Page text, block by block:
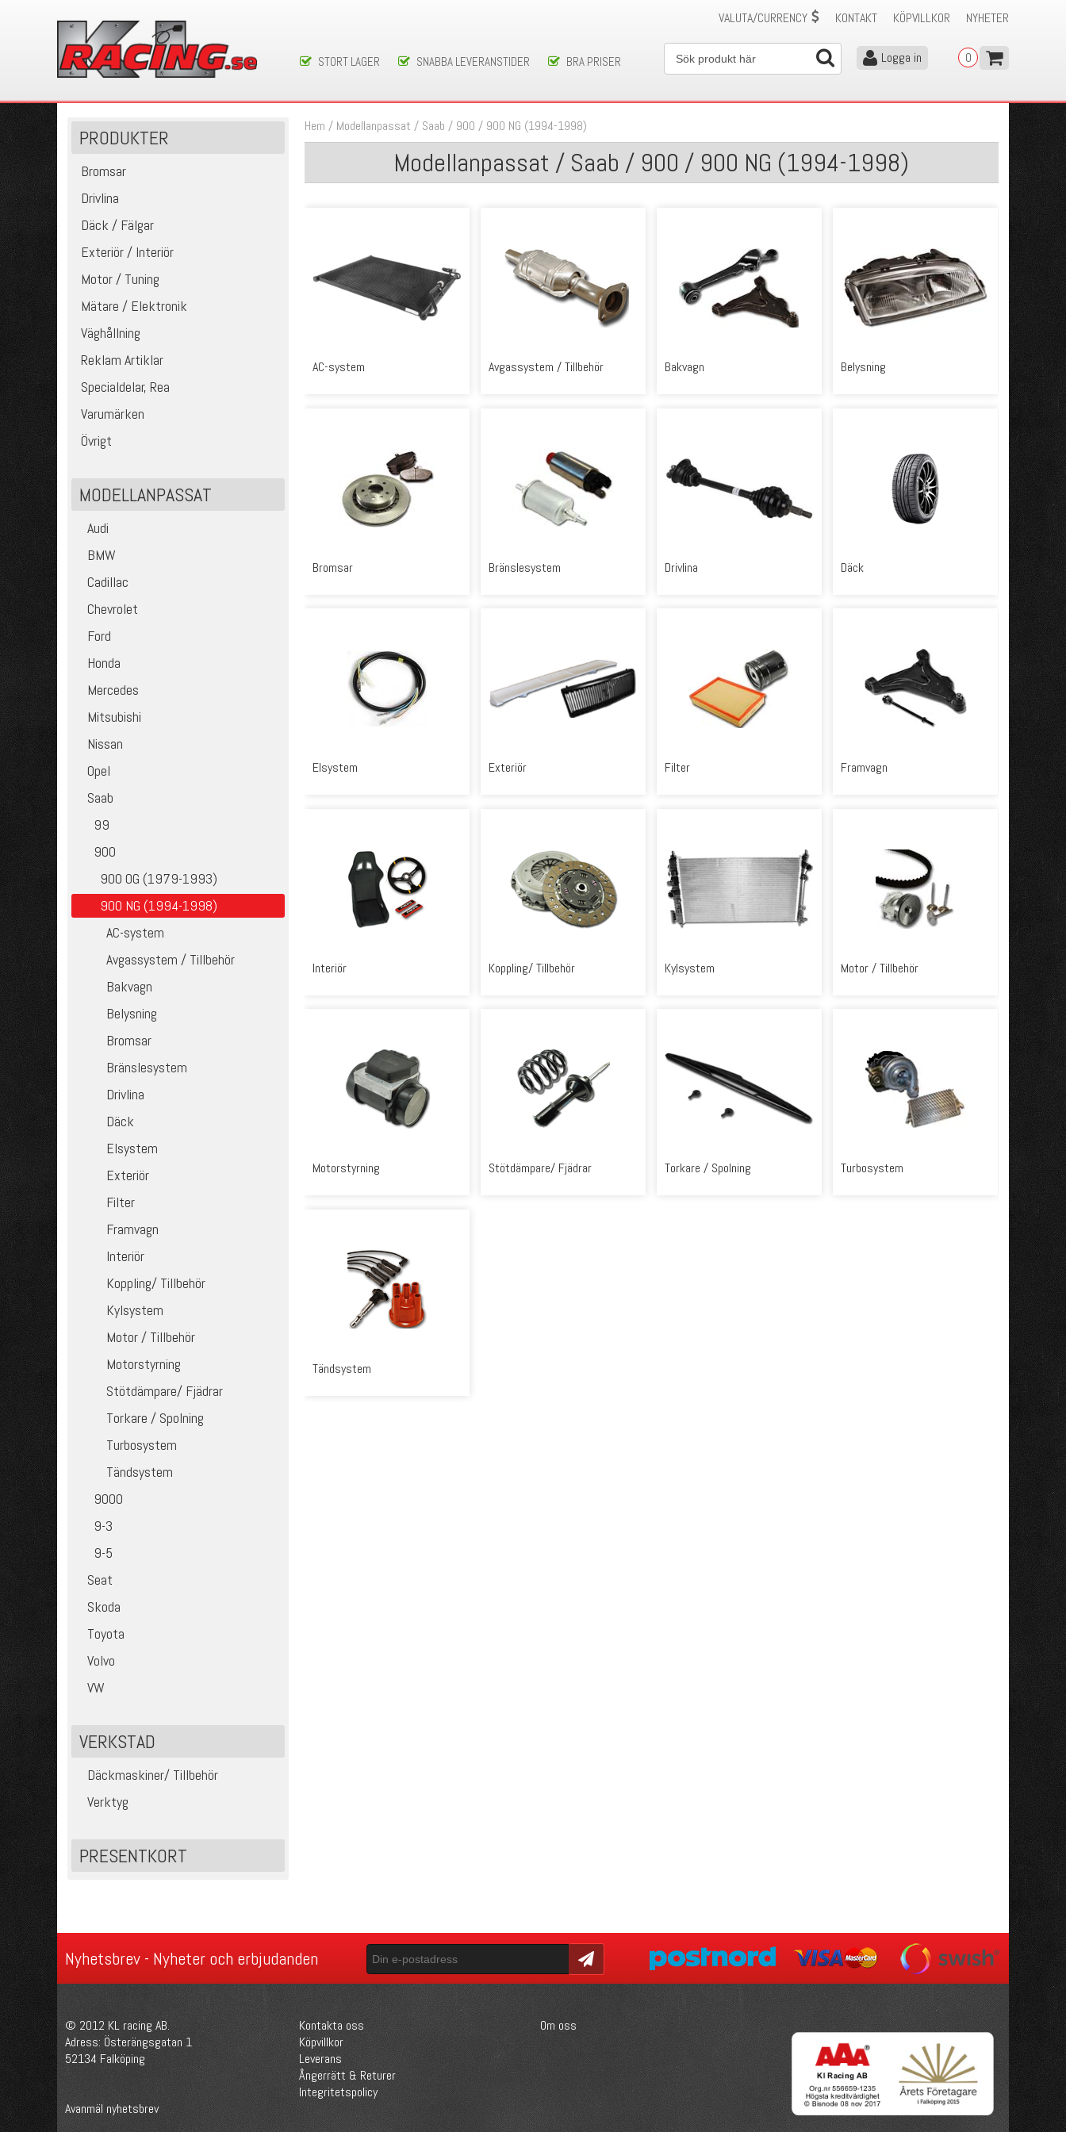
NYHETER
KÖPVILLKOR
KONTAKT
VALUTA/CURRENCY
STORT LAGER SNABBA LEVERANSTIDER BRA PRISER 0
Logga in
PRODUKTER
Bromsar
Drivlina
Däck / Fälgar
Exteriör / Interiör
Motor / Tuning
Mätare / Elektronik
Väghållning
Reklam Artiklar
Specialdelar, Rea
Varumärken
Övrigt
MODELLANPASSAT
Audi
BMW
Cadillac
Chevrolet
Ford
Honda
Mercedes
Mitsubishi
Nissan
Opel
Saab
99
900
900 OG (1979-1993)
900 NG (1994-1998)
AC-system
Avgassystem / Tillbehör
Bakvagn
Belysning
Bromsar
Bränslesystem
Drivlina
Däck
Elsystem
Exteriör
Filter
Framvagn
Interiör
Koppling/ Tillbehör
Kylsystem
Motor / Tillbehör
Motorstyrning
Stötdämpare/ Fjädrar
Torkare / Spolning
Turbosystem
Tändsystem
9000
9-3
9-5
Seat
Skoda
Toyota
Volvo
VW
VERKSTAD
Däckmaskiner/ Tillbehör
Verktyg
PRESENTKORT
Hem / Modellanpassat / Saab / 900 / 900 NG (1994-1998)
Modellanpassat / Saab / 900 / 900 NG (1994-1998)
AC-system Avgassystem / Tillbehör Bakvagn Belysning
Bromsar Bränslesystem Drivlina Däck
Elsystem Exteriör Filter Framvagn
Interiör Koppling/ Tillbehör Kylsystem Motor / Tillbehör
Motorstyrning Stötdämpare/ Fjädrar Torkare / Spolning Turbosystem
Tändsystem
Nyhetsbrev - Nyheter och erbjudanden Skicka
© 2012 KL racing AB.
Adress: Österängsgatan 1
52134 Falköping
Avanmäl nyhetsbrev
Kontakta oss
Köpvillkor
Leverans
Ångerrätt & Returer
Integritetspolicy
Om oss